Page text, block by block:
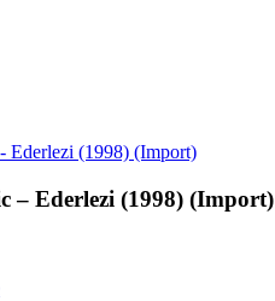
– Ederlezi (1998) (Import)